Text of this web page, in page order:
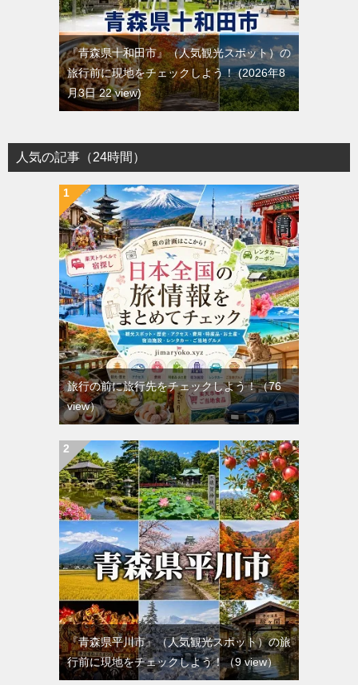
『青森県十和田市』（人気観光スポット）の
旅行前に現地をチェックしよう！ 2026年8
月3日 22 view
人気の記事（24時間）
旅行の前に旅行先をチェックしよう！（76
view）
『青森県平川市』（人気観光スポット）の旅
行前に現地をチェックしよう！（9 view）